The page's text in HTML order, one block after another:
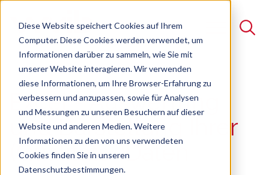
Diese Website speichert Cookies auf Ihrem
Computer. Diese Cookies werden verwendet, um
Informationen darüber zu sammeln, wie Sie mit
unserer Website interagieren. Wir verwenden
diese Informationen, um Ihre Browser-Erfahrung zu
verbessern und anzupassen, sowie für Analysen
und Messungen zu unseren Besuchern auf dieser
Website und anderen Medien. Weitere
Informationen zu den von uns verwendeten
Cookies finden Sie in unseren
Datenschutzbestimmungen.
Suche
Es gibt keine Vorschläge, da das Suchfeld leer ist.
Excel - Auswertung
und Darstellung Ihrer
(Qualitäts-)Daten